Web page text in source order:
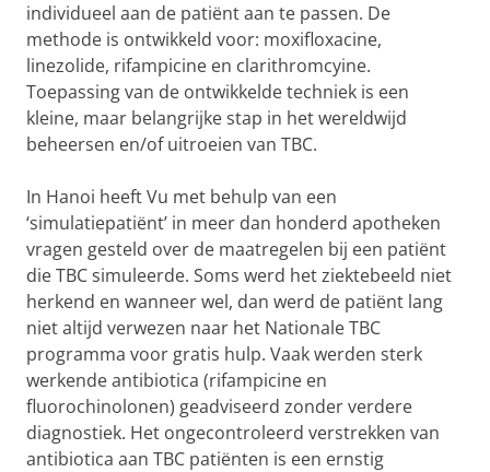
individueel aan de patiënt aan te passen. De
methode is ontwikkeld voor: moxifloxacine,
linezolide, rifampicine en clarithromcyine.
Toepassing van de ontwikkelde techniek is een
kleine, maar belangrijke stap in het wereldwijd
beheersen en/of uitroeien van TBC.
In Hanoi heeft Vu met behulp van een
‘simulatiepatiënt’ in meer dan honderd apotheken
vragen gesteld over de maatregelen bij een patiënt
die TBC simuleerde. Soms werd het ziektebeeld niet
herkend en wanneer wel, dan werd de patiënt lang
niet altijd verwezen naar het Nationale TBC
programma voor gratis hulp. Vaak werden sterk
werkende antibiotica (rifampicine en
fluorochinolonen) geadviseerd zonder verdere
diagnostiek. Het ongecontroleerd verstrekken van
antibiotica aan TBC patiënten is een ernstig